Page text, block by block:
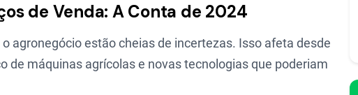
de Venda: A Conta de 2024
agronegócio estão cheias de incertezas. Isso afeta desde
de máquinas agrícolas e novas tecnologias que poderiam